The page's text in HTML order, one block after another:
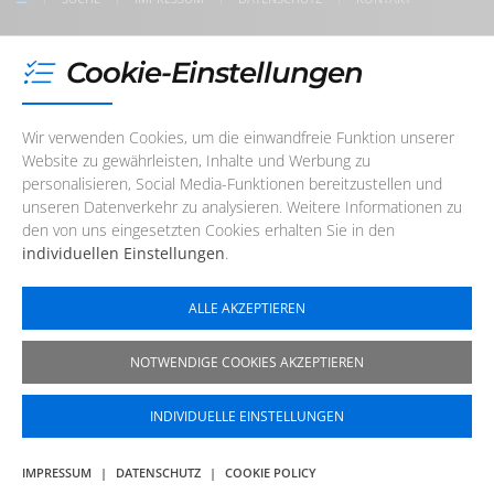
jederzeiteine E-Mail schreiben!
Cookie-Einstellungen
Wir verwenden Cookies, um die einwandfreie Funktion unserer
Website zu gewährleisten, Inhalte und Werbung zu
personalisieren, Social Media-Funktionen bereitzustellen und
unseren Datenverkehr zu analysieren. Weitere Informationen zu
den von uns eingesetzten Cookies erhalten Sie in den
individuellen Einstellungen.
ALLE AKZEPTIEREN
NOTWENDIGE COOKIES AKZEPTIEREN
IMPRESSUM | DATENSCHUTZ | COOKIE POLICY
INDIVIDUELLE EINSTELLUNGEN